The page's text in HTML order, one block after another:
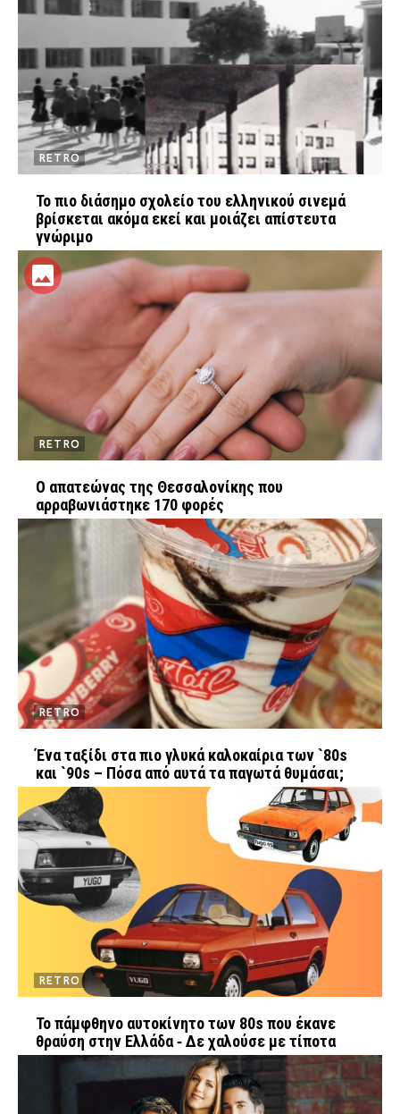
RETRO
Το πιο διάσημο σχολείο του ελληνικού σινεμά
βρίσκεται ακόμα εκεί και μοιάζει απίστευτα
γνώριμο
RETRO
Ο απατεώνας της Θεσσαλονίκης που
αρραβωνιάστηκε 170 φορές
RETRO
Ένα ταξίδι στα πιο γλυκά καλοκαίρια των `80s
και `90s – Πόσα από αυτά τα παγωτά θυμάσαι;
RETRO
Το πάμφθηνο αυτοκίνητο των 80s που έκανε
θραύση στην Ελλάδα ‑ Δε χαλούσε με τίποτα